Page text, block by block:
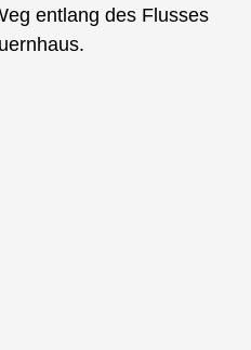
entlang des Flusses